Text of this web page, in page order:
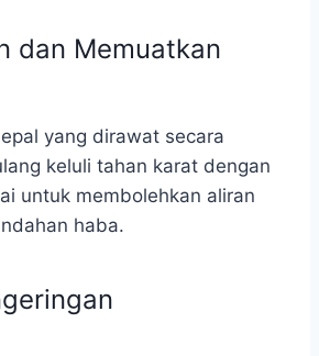
dan Memuatkan
yang dirawat secara
keluli tahan karat dengan
untuk membolehkan aliran
haba.